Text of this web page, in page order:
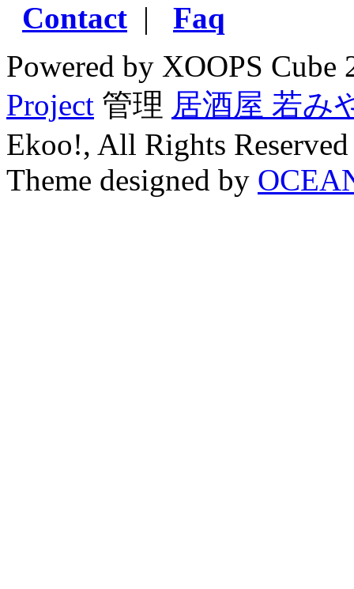
Contact | Faq
Powered by XOOPS
Project 管理 居酒屋 若み
Ekoo!, All Rights Reserved
Theme designed by